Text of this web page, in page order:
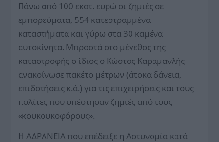
Πάνω από 100 εκατ. ευρώ οι ζημιές σε
εμπορεύματα, 554 κατεστραμμένα
καταστήματα και γύρω στα 30 καμένα
αυτοκίνητα. Μπροστά στο μέγεθος της
καταστροφής ο ίδιος ο Κώστας Καραμανλής
ανακοίνωσε πακέτο μέτρων (άτοκα δάνεια,
επιδοτήσεις κ.ά.) για τις επιχειρήσεις και τους
πολίτες που υπέστησαν ζημιές από τους
«κουκουκοφόρους».
Η ΑΔΡΑΝΕΙΑ που επέδειξε η Αστυνομία κατά